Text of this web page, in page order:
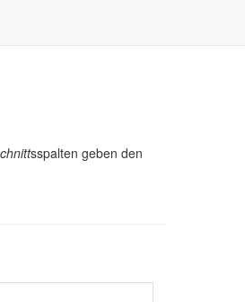
sspalten geben den